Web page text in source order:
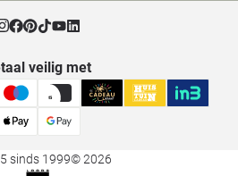
veilig met
sinds 1999© 2026